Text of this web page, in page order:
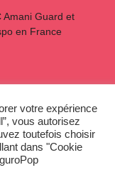
Amani Guard et
en France
votre expérience
vous autorisez
toutefois choisir
dans "Cookie